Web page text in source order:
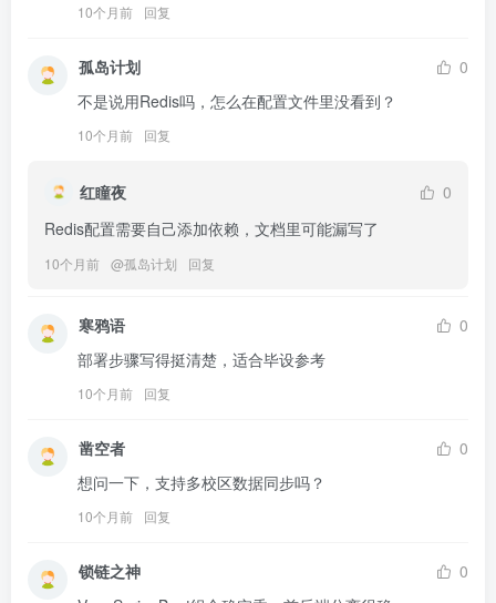
10个月前 回复
孤岛计划
0
不是说用Redis吗，怎么在配置文件里没看到？
10个月前 回复
红瞳夜
0
Redis配置需要自己添加依赖，文档里可能漏写了
10个月前 @孤岛计划 回复
寒鸦语
0
部署步骤写得挺清楚，适合毕设参考
10个月前 回复
凿空者
0
想问一下，支持多校区数据同步吗？
10个月前 回复
锁链之神
0